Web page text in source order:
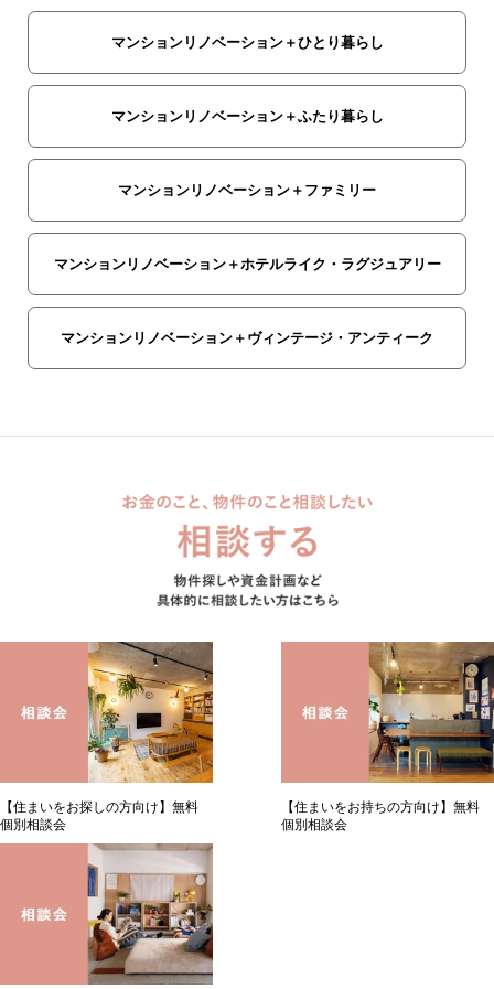
マンションリノベーション＋ひとり暮らし
マンションリノベーション＋ふたり暮らし
マンションリノベーション＋ファミリー
マンションリノベーション＋ホテルライク・ラグジュアリー
マンションリノベーション＋ヴィンテージ・アンティーク
【住まいをお探しの方向け】無料
個別相談会
【住まいをお持ちの方向け】無料
個別相談会